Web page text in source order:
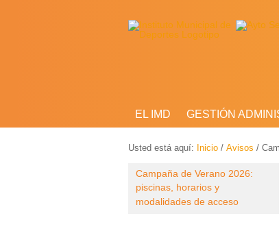
EL IMD GESTIÓN
Usted está aquí: Inicio / Avisos /
Campaña de Verano 2026:
piscinas, horarios y
modalidades de acceso